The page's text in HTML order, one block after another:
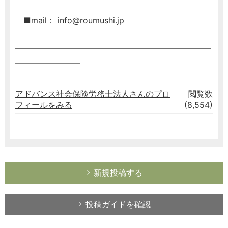
■mail： info@roumushi.jp
━━━━━━━━━━━━━━━━━━━━━━━━
━━━━━━━━
アドバンス社会保険労務士法人さんのプロ
フィールをみる
閲覧数
(8,554)
新規投稿する
投稿ガイドを確認